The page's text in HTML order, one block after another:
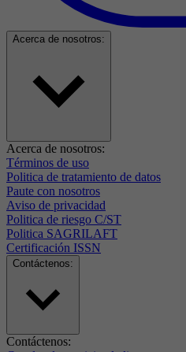
Acerca de nosotros:
Acerca de nosotros:
Términos de uso
Politica de tratamiento de datos
Paute con nosotros
Aviso de privacidad
Politica de riesgo C/ST
Politica SAGRILAFT
Certificación ISSN
Contáctenos:
Contáctenos: